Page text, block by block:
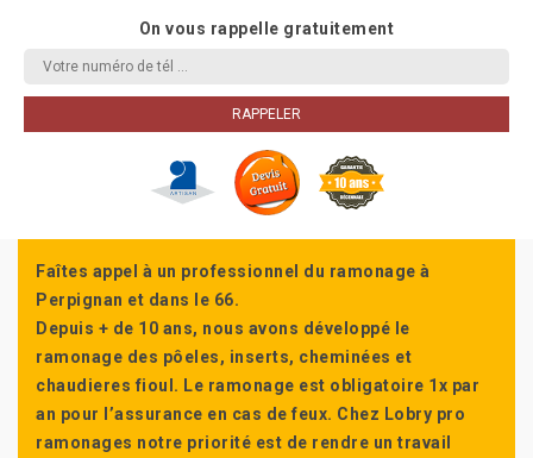
On vous rappelle gratuitement
Faîtes appel à un professionnel du ramonage à
Perpignan et dans le 66.
Depuis + de 10 ans, nous avons développé le
ramonage des pôeles, inserts, cheminées et
chaudieres fioul. Le ramonage est obligatoire 1x par
an pour l’assurance en cas de feux. Chez Lobry pro
ramonages notre priorité est de rendre un travail